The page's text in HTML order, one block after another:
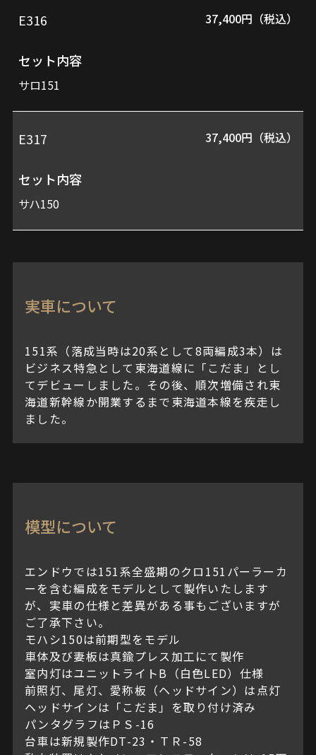
E316 37,400円（税込）
セット内容
サロ151
E317 37,400円（税込）
セット内容
サハ150
実車について
151系（落成当時は20系として8両編成3本）は
ビジネス特急として東海道線に「こだま」とし
てデビューしました。その後、順次増備され東
海道新幹線か開業するまで東海道本線を疾走し
ました。
模型について
エンドウでは151系全盛期のクロ151パーラーカ
ーを含む編成をモデルとして製作いたします
が、実車の仕様と差異がある事もございますが
ご了承下さい。
モハシ150は前期型をモデル
車体及び妻板は真鍮プレス加工にて製作
室内灯はユニットライトB（白色LED）仕様
前照灯、尾灯、愛称板（ヘッドサイン）は点灯
ヘッドサインは「こだま」を取り付け済み
パンタグラフはＰＳ-16
台車は新規製作DT-23・ＴＲ-58